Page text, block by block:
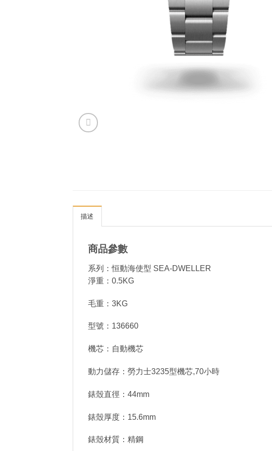
描述
商品參數
系列：恒動海使型 SEA-DWELLER
淨重：0.5KG
毛重：3KG
型號：136660
機芯：自動機芯
動力儲存：勞力士3235型機芯,70小時
錶殼直徑：44mm
錶殼厚度：15.6mm
錶殼材質：精鋼